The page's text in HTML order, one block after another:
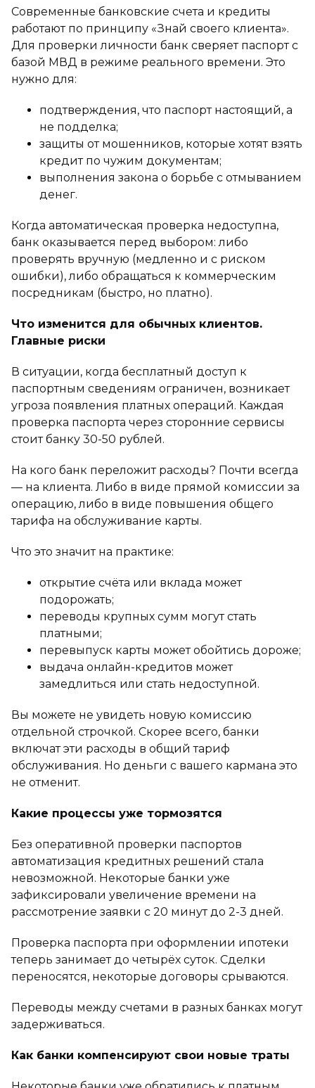
Современные банковские счета и кредиты
работают по принципу «Знай своего клиента».
Для проверки личности банк сверяет паспорт с
базой МВД в режиме реального времени. Это
нужно для:
подтверждения, что паспорт настоящий, а
не подделка;
защиты от мошенников, которые хотят взять
кредит по чужим документам;
выполнения закона о борьбе с отмыванием
денег.
Когда автоматическая проверка недоступна,
банк оказывается перед выбором: либо
проверять вручную (медленно и с риском
ошибки), либо обращаться к коммерческим
посредникам (быстро, но платно).
Что изменится для обычных клиентов.
Главные риски
В ситуации, когда бесплатный доступ к
паспортным сведениям ограничен, возникает
угроза появления платных операций. Каждая
проверка паспорта через сторонние сервисы
стоит банку 30-50 рублей.
На кого банк переложит расходы? Почти всегда
— на клиента. Либо в виде прямой комиссии за
операцию, либо в виде повышения общего
тарифа на обслуживание карты.
Что это значит на практике:
открытие счёта или вклада может
подорожать;
переводы крупных сумм могут стать
платными;
перевыпуск карты может обойтись дороже;
выдача онлайн-кредитов может
замедлиться или стать недоступной.
Вы можете не увидеть новую комиссию
отдельной строчкой. Скорее всего, банки
включат эти расходы в общий тариф
обслуживания. Но деньги с вашего кармана это
не отменит.
Какие процессы уже тормозятся
Без оперативной проверки паспортов
автоматизация кредитных решений стала
невозможной. Некоторые банки уже
зафиксировали увеличение времени на
рассмотрение заявки с 20 минут до 2-3 дней.
Проверка паспорта при оформлении ипотеки
теперь занимает до четырёх суток. Сделки
переносятся, некоторые договоры срываются.
Переводы между счетами в разных банках могут
задерживаться.
Как банки компенсируют свои новые траты